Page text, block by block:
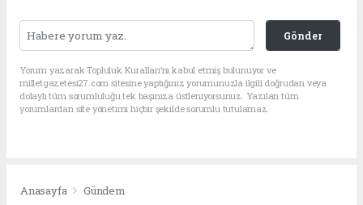
Gönder
Yorum yazarak Topluluk Kuralları’nı kabul etmiş bulunuyor ve
milletgazetesi27.com sitesine yaptığınız yorumunuzla ilgili doğrudan veya
dolaylı tüm sorumluluğu tek başınıza üstleniyorsunuz. Yazılan tüm
yorumlardan site yönetimi hiçbir şekilde sorumlu tutulamaz.
Anasayfa Gündem